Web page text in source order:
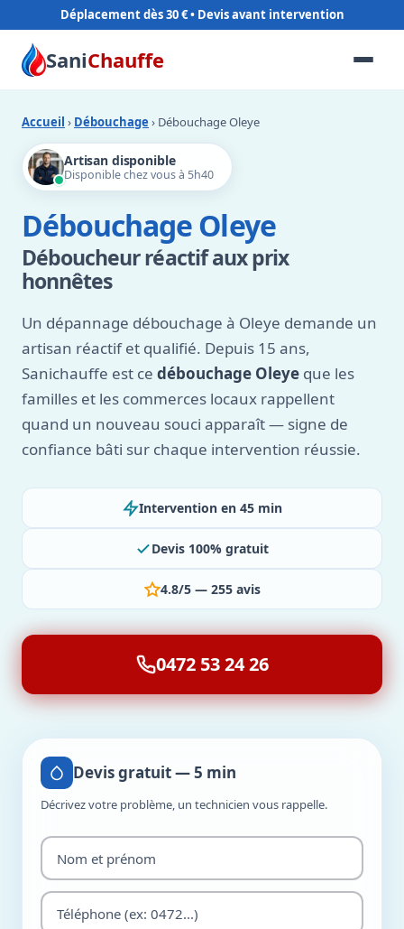
Déplacement dès 30 €
SaniChauffe
Accueil › Débouchage › Débouchage Oleye
Artisan disponible
Disponible chez vous à 5h40
Débouchage Oleye
Déboucheur réactif aux prix
honnêtes
Un dépannage débouchage à Oleye demande un
artisan réactif et qualifié. Depuis 15 ans,
Sanichauffe est ce débouchage Oleye que les
familles et les commerces locaux rappellent
quand un nouveau souci apparaît — signe de
confiance bâti sur chaque intervention réussie.
Intervention en 45 min
Devis 100% gratuit
4.8/5 — 255 avis
0472 53 24 26
Devis gratuit — 5 min
Décrivez votre problème, un technicien vous rappelle.